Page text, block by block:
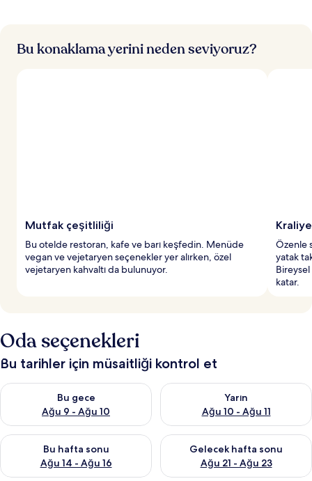
Bu konaklama yerini neden seviyoruz?
Mutfak çeşitliliği
Bu otelde restoran, kafe ve barı keşfedin. Menüde
vegan ve vejetaryen seçenekler yer alırken, özel
vejetaryen kahvaltı da bulunuyor.
Özenle
yatak
katar.
Oda seçenekleri
Bu tarihler için müsaitliği kontrol et
Bu gece
Ağu 9 - Ağu 10
Bu gece için müsaitliği kontrol et Ağu 9 - Ağu 10
Yarın
Ağu 10 - Ağu 11
Yarın için müsaitliği kontrol et
Bu hafta sonu
Ağu 14 - Ağu 16
Bu hafta sonu için müsaitliği kontrol et Ağu 14 - Ağu 16
Gelecek hafta sonu
Ağu 21 - Ağu 23
Önümüzdeki hafta sonu için